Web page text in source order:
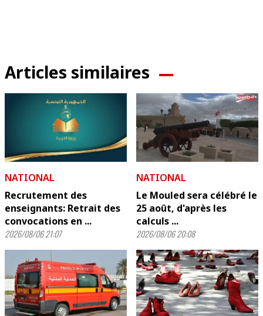
Articles similaires
NATIONAL
Recrutement des
enseignants: Retrait des
convocations en ...
2026/08/06 21:07
NATIONAL
Le Mouled sera célébré le
25 août, d'après les
calculs ...
2026/08/06 20:08